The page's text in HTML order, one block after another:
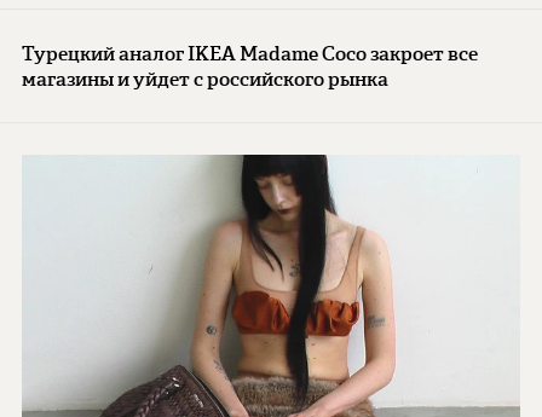
Турецкий аналог IKEA Madame Coco закроет все
магазины и уйдет с российского рынка